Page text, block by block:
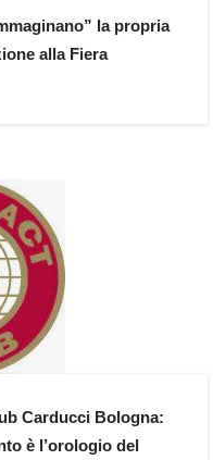
la propria
alla Fiera
Carducci Bologna:
è l’orologio del